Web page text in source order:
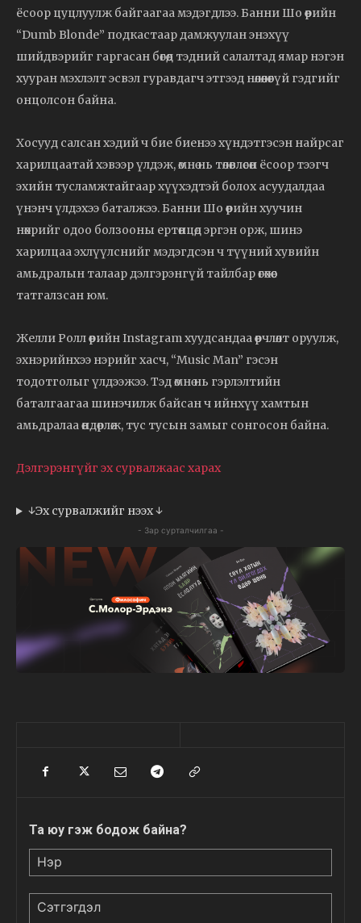
ёсоор цуцлуулж байгаагаа мэдэгдлээ. Банни Шо өөрийн
“Dumb Blonde” подкастаар дамжуулан энэхүү
шийдвэрийг гаргасан бөгөөд тэдний салалтад ямар нэгэн
хууран мэхлэлт эсвэл гуравдагч этгээд нөлөөлөөгүй гэдгийг
онцолсон байна.
Хосууд салсан хэдий ч бие биенээ хүндэтгэсэн найрсаг
харилцаатай хэвээр үлдэж, өмнө нь төлөвлөсөн ёсоор тээгч
эхийн тусламжтайгаар хүүхэдтэй болох асуудалдаа
үнэнч үлдэхээ баталжээ. Банни Шо өөрийн хуучин
нөхрийг одоо болзооны ертөнцөд эргэн орж, шинэ
харилцаа эхлүүлснийг мэдэгдсэн ч түүний хувийн
амьдралын талаар дэлгэрэнгүй тайлбар өгөхөөс
татгалзсан юм.
Желли Ролл өөрийн Instagram хуудсандаа өөрчлөлт оруулж,
эхнэрийнхээ нэрийг хасч, “Music Man” гэсэн
тодотголыг үлдээжээ. Тэд өмнө нь гэрлэлтийн
баталгаагаа шинэчилж байсан ч ийнхүү хамтын
амьдралаа өндөрлөж, тус тусын замыг сонгосон байна.
Дэлгэрэнгүйг эх сурвалжаас харах
↓Эх сурвалжийг нээх ↓
- Зар сурталчилгаа -
Та юу гэж бодож байна?